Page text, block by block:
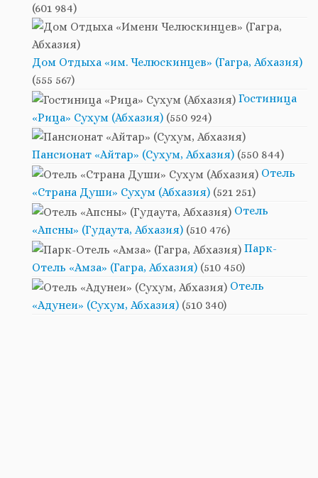
(601 984)
Дом Отдыха «им. Челюскинцев» (Гагра, Абхазия)
(555 567)
Гостиница
«Рица» Сухум (Абхазия) (550 924)
Пансионат «Айтар» (Сухум, Абхазия) (550 844)
Отель
«Страна Души» Сухум (Абхазия) (521 251)
Отель
«Апсны» (Гудаута, Абхазия) (510 476)
Парк-
Отель «Амза» (Гагра, Абхазия) (510 450)
Отель
«Адунеи» (Сухум, Абхазия) (510 340)